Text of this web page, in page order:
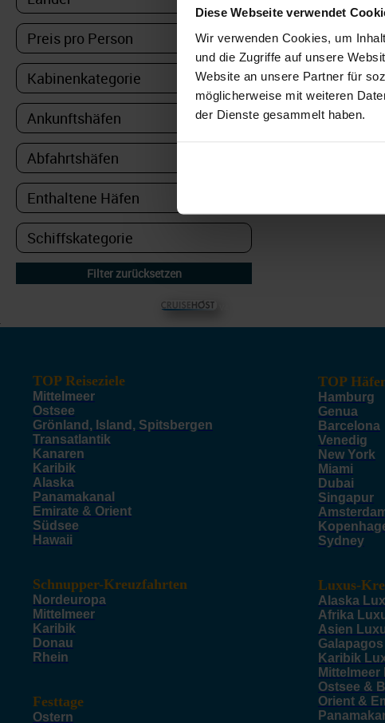
Diese Webseite verwendet
Wir verwenden Cookies, um
und die Zugriffe auf unsere
Website an unsere Partner für
möglicherweise mit weiteren
der Dienste gesammelt haben.
TOP Reiseziele
Mittelmeer
Ostsee
Grönland, Island, Spitsbergen
Transatlantik
Kanaren
Karibik
Alaska
Panamakanal
Emirate & Orient
Südsee
Hawaii
Schnupper-Kreuzfahrten
Nordeuropa
Mittelmeer
Karibik
Donau
Rhein
Festtage
Ostern
TOP
Hamburg
Genua
Barcelona
Venedig
New York
Miami
Dubai
Singapur
Sydney
Luxus-
Alaska
Afrika
Asien
Karibik
Mittelmeer
Ostsee &
Orient &